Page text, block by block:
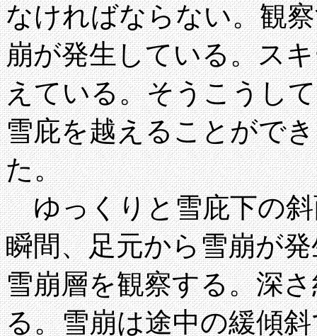
なければならない。観
崩が発生している。ス
えている。そうこうし
雪庇を越えることがで
た。
ゆっくりと雪庇下の斜
瞬間、足元から雪崩が
雪崩層を観察する。深
る。雪崩は途中の緩傾